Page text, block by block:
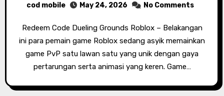
cod mobile May 24, 2026 No Comments
Redeem Code Dueling Grounds Roblox – Belakangan
ini para pemain game Roblox sedang asyik memainkan
game PvP satu lawan satu yang unik dengan gaya
pertarungan serta animasi yang keren. Game…